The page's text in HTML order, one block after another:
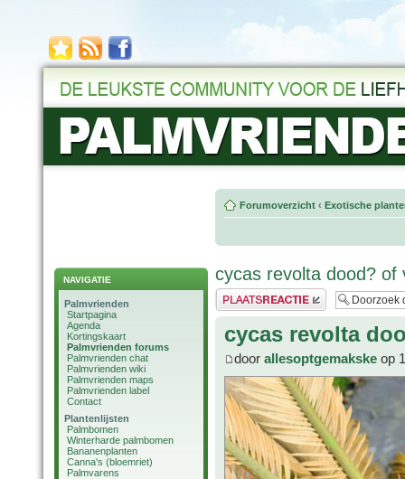
NAVIGATIE
Palmvrienden
Startpagina
Agenda
Kortingskaart
Palmvrienden forums
Palmvrienden chat
Palmvrienden wiki
Palmvrienden maps
Palmvrienden label
Contact
Plantenlijsten
Palmbomen
Winterharde palmbomen
Bananenplanten
Canna's (bloemriet)
Palmvarens
Forumoverzicht ‹ Exotische
cycas revolta dood? of
Plaats een reactie
cycas revolta
door allesoptgemakske op